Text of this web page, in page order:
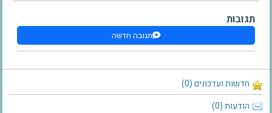
חדשות ועדכונים (0)
הודעות (0)
תגובות
תגובה חדשה